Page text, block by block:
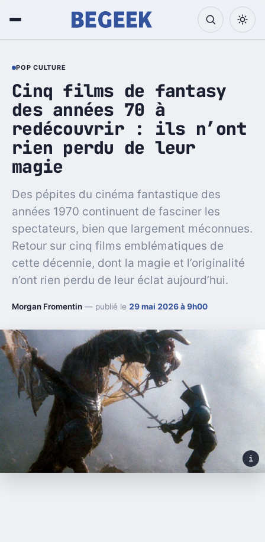
POP CULTURE
Cinq films de fantasy
des années 70 à
redécouvrir : ils n’ont
rien perdu de leur
magie
Des pépites du cinéma fantastique des
années 1970 continuent de fasciner les
spectateurs, bien que largement méconnues.
Retour sur cinq films emblématiques de
cette décennie, dont la magie et l’originalité
n’ont rien perdu de leur éclat aujourd’hui.
Morgan Fromentin — publié le 29 mai 2026 à 9h00
i